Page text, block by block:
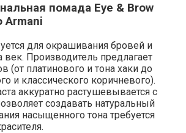
помада Eye & Brow
Armani
для окрашивания бровей и
Производитель предлагает
(от платинового и тона хаки до
и классического коричневого).
аккуратно растушевывается с
создавать натуральный
насыщенного тона требуется